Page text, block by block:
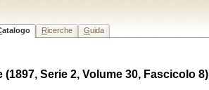
atalogo Ricerche Guida
Serie 2, Volume 30, Fascicolo 8)